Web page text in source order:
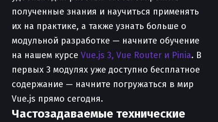
полученные знания и научиться применять
их на практике, а также узнать больше о
модульной разработке — начните обучение
на нашем курсе Vue.js 3, Vue Router и Pinia. В
первых 3 модулях уже доступно бесплатное
содержание — начните погружаться в мир
Vue.js прямо сегодня.
Частозадаваемые технические